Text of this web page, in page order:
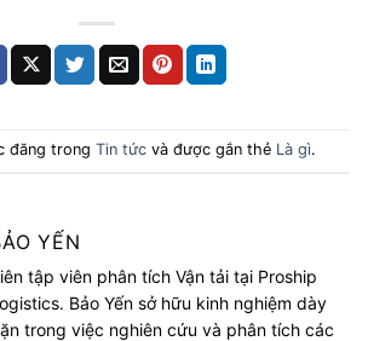
đăng trong Tin tứcvà được gắn thẻ Là gì.
YẾN
tập viên phân tích Vận tải tại Proship
Bảo Yến sở hữu kinh nghiệm dày
trong việc nghiên cứu và phân tích các